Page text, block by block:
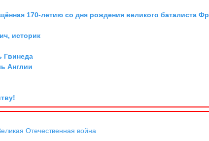
170-летию со дня рождения великого баталиста
историк
Гвинеда
Англии
Отечественная война